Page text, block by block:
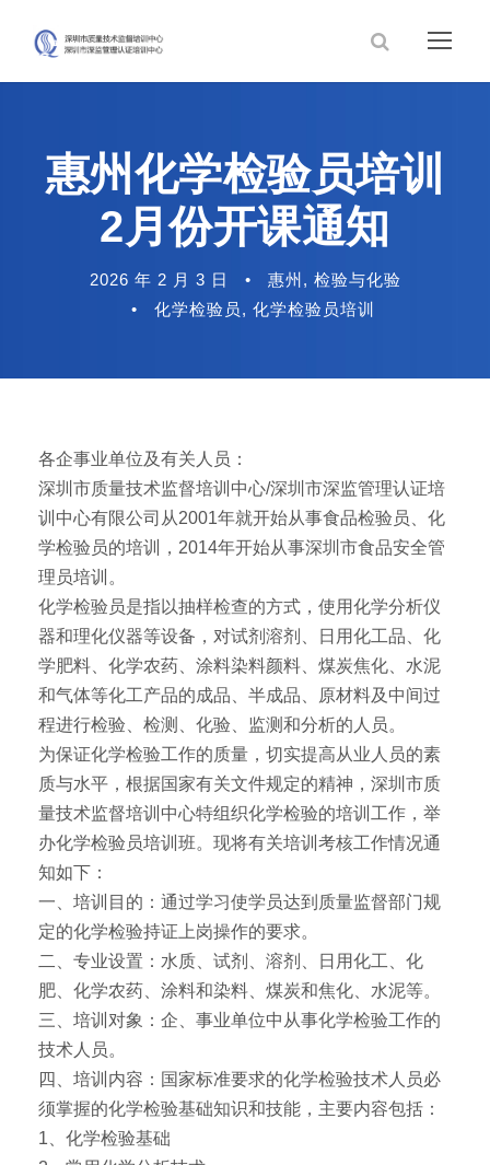
惠州化学检验员培训
2月份开课通知
2026 年 2 月 3 日 • 惠州 , 检验与化验
•
化学检验员, 化学检验员培训
各企事业单位及有关人员：
深圳市质量技术监督培训中心/深圳市深监管理认证培
训中心有限公司从2001年就开始从事食品检验员、化
学检验员的培训，2014年开始从事深圳市食品安全管
理员培训。
化学检验员是指以抽样检查的方式，使用化学分析仪
器和理化仪器等设备，对试剂溶剂、日用化工品、化
学肥料、化学农药、涂料染料颜料、煤炭焦化、水泥
和气体等化工产品的成品、半成品、原材料及中间过
程进行检验、检测、化验、监测和分析的人员。
为保证化学检验工作的质量，切实提高从业人员的素
质与水平，根据国家有关文件规定的精神，深圳市质
量技术监督培训中心特组织化学检验的培训工作，举
办化学检验员培训班。现将有关培训考核工作情况通
知如下：
一、培训目的：通过学习使学员达到质量监督部门规
定的化学检验持证上岗操作的要求。
二、专业设置：水质、试剂、溶剂、日用化工、化
肥、化学农药、涂料和染料、煤炭和焦化、水泥等。
三、培训对象：企、事业单位中从事化学检验工作的
技术人员。
四、培训内容：国家标准要求的化学检验技术人员必
须掌握的化学检验基础知识和技能，主要内容包括：
1、化学检验基础